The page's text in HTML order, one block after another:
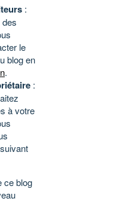
:
le
blog en
.
:
à votre
ce blog